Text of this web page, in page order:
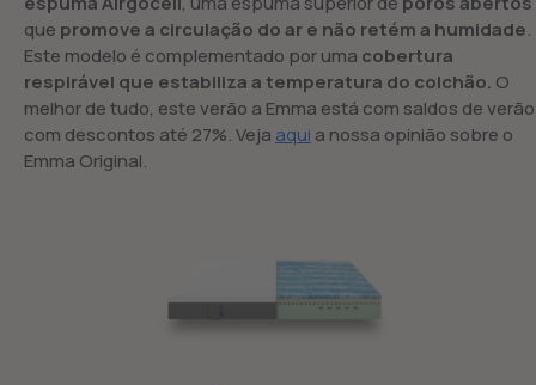
que promove a circulação do ar e não retém a humidade.
Este modelo é complementado por uma cobertura
respirável que estabiliza a temperatura do colchão. O
melhor de tudo, este verão a Emma está com saldos de verão
com descontos até 27%. Veja aqui a nossa opinião sobre o
Emma Original.